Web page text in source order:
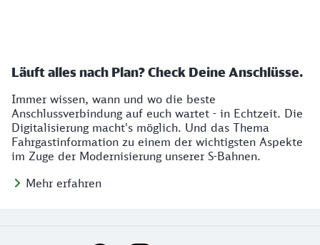
Läuft alles nach Plan? Check Deine Anschlüsse.
Immer wissen, wann und wo die beste
Anschlussverbindung auf euch wartet - in Echtzeit. Die
Digitalisierung macht's möglich. Und das Thema
Fahrgastinformation zu einem der wichtigsten Aspekte
im Zuge der Modernisierung unserer S-Bahnen.
Mehr erfahren